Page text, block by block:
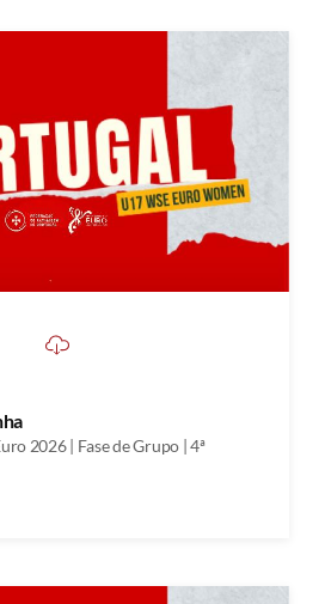
2026 | Fase de Grupo | 4ª